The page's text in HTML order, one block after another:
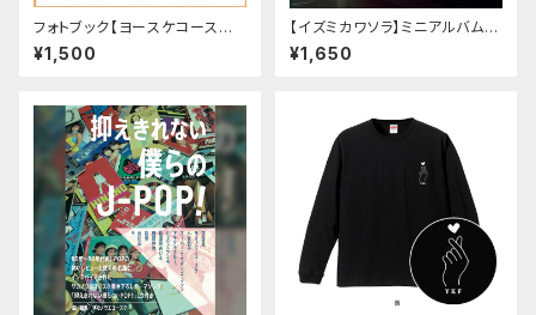
フォトブック【ヨースケコースケ
Ticket to million stars】
¥1,500
【イズミカワソラ】ミニアルバム
「Continue」
¥1,650